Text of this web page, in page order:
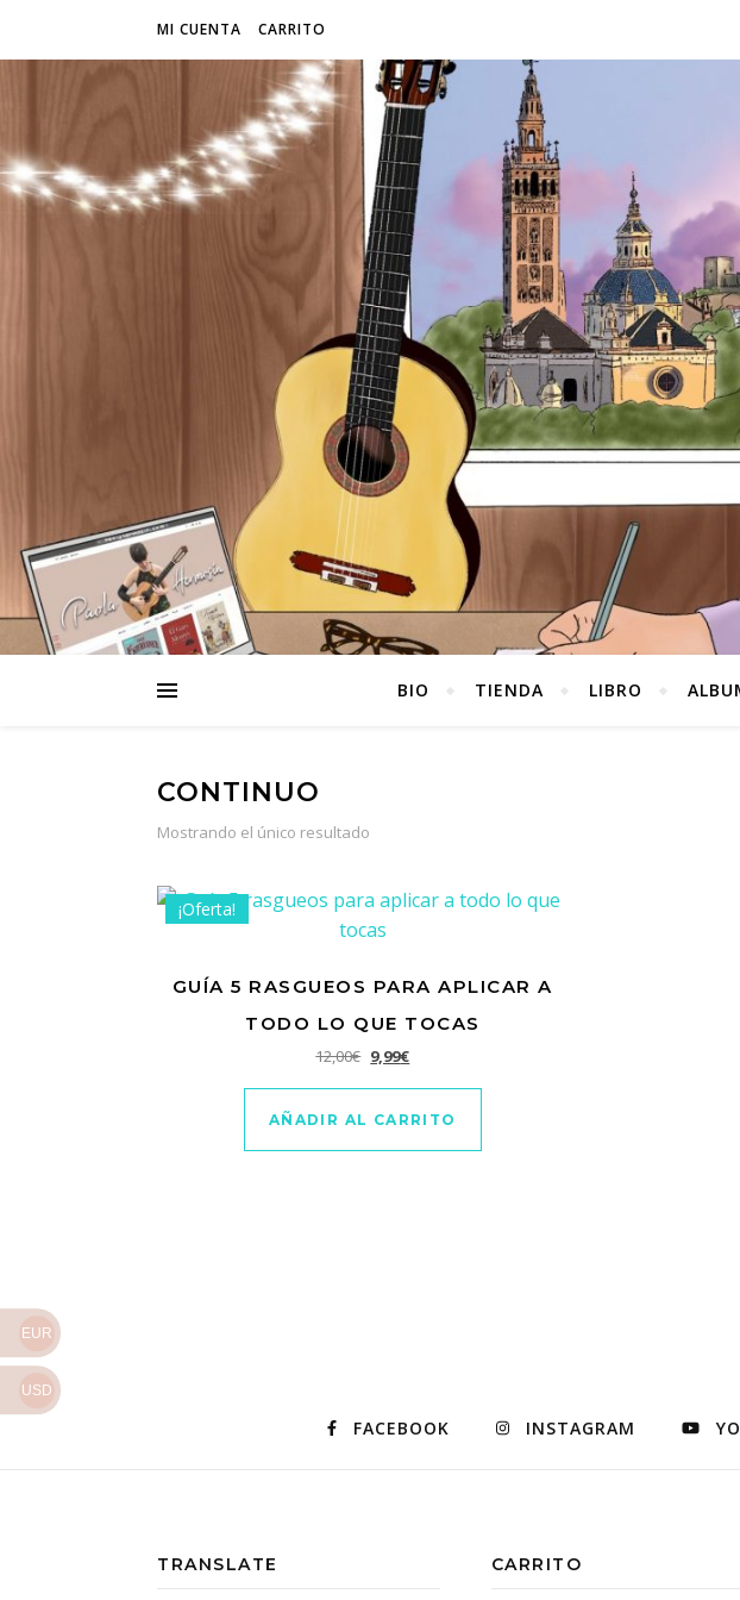
MI CUENTA CARRITO
BIO TIENDA LIBRO
CONTINUO
Mostrando el único resultado
¡Oferta!
GUÍA 5 RASGUEOS PARA APLICAR A
TODO LO QUE TOCAS
12,00€ El precio original era: 12,00€.
9,99€El precio actual es: 9,99€.
AÑADIR AL CARRITO
FACEBOOK INSTAGRAM
TRANSLATE CARRITO
EUR
USD